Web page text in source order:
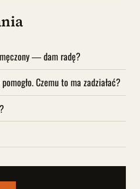
— dam radę?
Czemu to ma zadziałać?